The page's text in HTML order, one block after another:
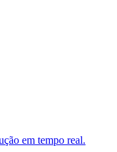
em tempo real.